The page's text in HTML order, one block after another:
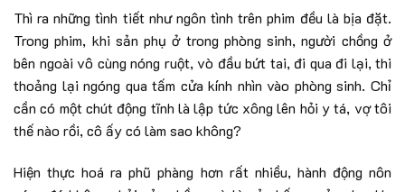
Thì ra những tình tiết như ngôn tình trên phim đều là bịa đặt.
Trong phim, khi sản phụ ở trong phòng sinh, người chồng ở
bên ngoài vô cùng nóng ruột, vò đầu bứt tai, đi qua đi lại, thi
thoảng lại ngóng qua tấm cửa kính nhìn vào phòng sinh. Chỉ
cần có một chút động tĩnh là lập tức xông lên hỏi y tá, vợ tôi
thế nào rồi, cô ấy có làm sao không?
Hiện thực hoá ra phũ phàng hơn rất nhiều, hành động nôn